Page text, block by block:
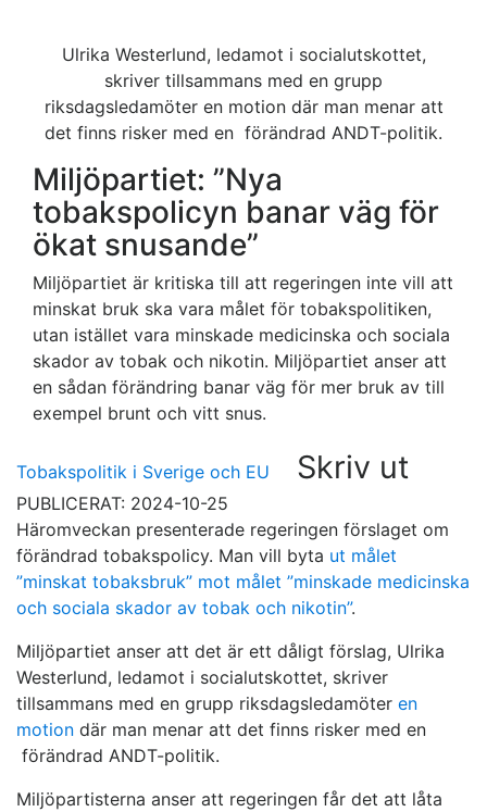
Ulrika Westerlund, ledamot i socialutskottet,
skriver tillsammans med en grupp
riksdagsledamöter en motion där man menar att
det finns risker med en förändrad ANDT-politik.
Miljöpartiet: ”Nya
tobakspolicyn banar väg för
ökat snusande”
Miljöpartiet är kritiska till att regeringen inte vill att
minskat bruk ska vara målet för tobakspolitiken,
utan istället vara minskade medicinska och sociala
skador av tobak och nikotin. Miljöpartiet anser att
en sådan förändring banar väg för mer bruk av till
exempel brunt och vitt snus.
Tobakspolitik i Sverige och EU Skriv ut
PUBLICERAT: 2024-10-25
Häromveckan presenterade regeringen förslaget om
förändrad tobakspolicy. Man vill byta ut målet
”minskat tobaksbruk” mot målet ”minskade medicinska
och sociala skador av tobak och nikotin”.
Miljöpartiet anser att det är ett dåligt förslag, Ulrika
Westerlund, ledamot i socialutskottet, skriver
tillsammans med en grupp riksdagsledamöter en
motion där man menar att det finns risker med en
förändrad ANDT-politik.
Miljöpartisterna anser att regeringen får det att låta